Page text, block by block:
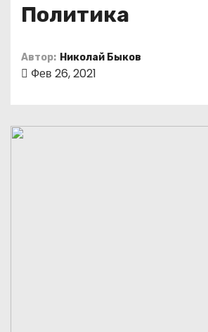
Политика
Автор: Николай Быков
Фев 26, 2021